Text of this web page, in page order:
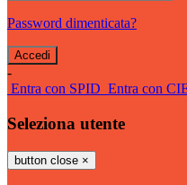
Password dimenticata?
-
Entra con SPID Entra con
Seleziona utente
button close ×